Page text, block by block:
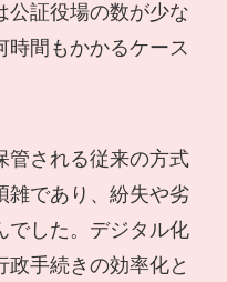
公証役場の数が少な
時間もかかるケース
管される従来の方式
雑であり、紛失や劣
でした。デジタル化
政手続きの効率化と